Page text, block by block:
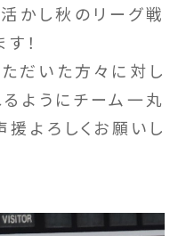
かし秋のリーグ戦
！
だいた方々に対し
ようにチーム一丸
援よろしくお願いし